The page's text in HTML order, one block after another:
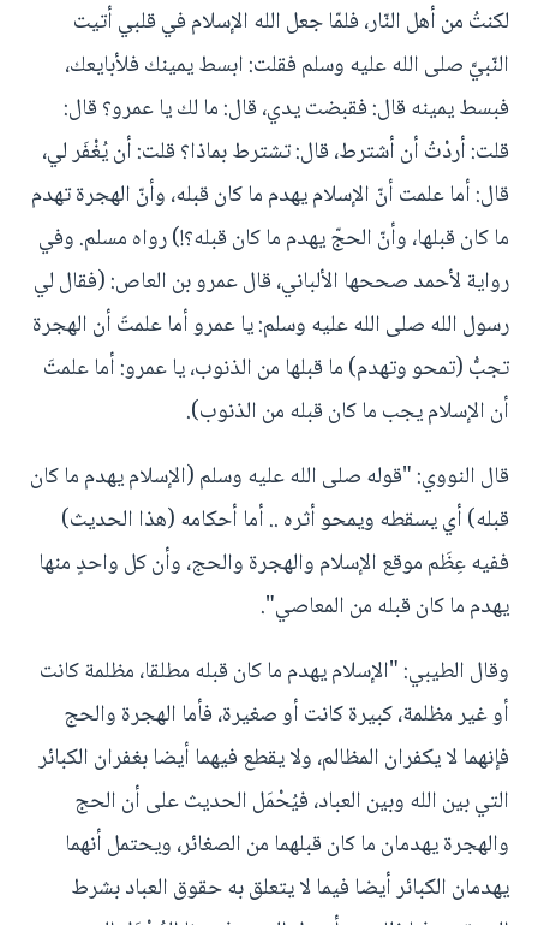
لكنتُ من أهل النّار، فلمّا جعل الله الإسلام في قلبي أتيت
النّبيَّ صلى الله عليه وسلم فقلت: ابسط يمينك فلأبايعك،
فبسط يمينه قال: فقبضت يدي، قال: ما لك يا عمرو؟ قال:
قلت: أردْتُ أن أشترط، قال: تشترط بماذا؟ قلت: أن يُغْفَر لي،
قال: أما علمت أنّ الإسلام يهدم ما كان قبله، وأنّ الهجرة تهدم
ما كان قبلها، وأنّ الحجّ يهدم ما كان قبله؟!) رواه مسلم. وفي
رواية لأحمد صححها الألباني، قال عمرو بن العاص: (فقال لي
رسول الله صلى الله عليه وسلم: يا عمرو أما علمتَ أن الهجرة
تجبُّ (تمحو وتهدم) ما قبلها من الذنوب، يا عمرو: أما علمتَ
أن الإسلام يجب ما كان قبله من الذنوب).
قال النووي: "قوله صلى الله عليه وسلم (الإسلام يهدم ما كان
قبله) أي يسقطه ويمحو أثره .. أما أحكامه (هذا الحديث)
ففيه عِظَم موقع الإسلام والهجرة والحج، وأن كل واحدٍ منها
يهدم ما كان قبله من المعاصي".
وقال الطيبي: "الإسلام يهدم ما كان قبله مطلقا، مظلمة كانت
أو غير مظلمة، كبيرة كانت أو صغيرة، فأما الهجرة والحج
فإنهما لا يكفران المظالم، ولا يقطع فيهما أيضا بغفران الكبائر
التي بين الله وبين العباد، فيُحْمَل الحديث على أن الحج
والهجرة يهدمان ما كان قبلهما من الصغائر، ويحتمل أنهما
يهدمان الكبائر أيضا فيما لا يتعلق به حقوق العباد بشرط